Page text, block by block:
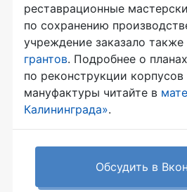
реставрационные
по сохранению
учреждение заказало также
грантов. Подробнее о планах
по реконструкции корпусов
мануфактуры читайте в
Калининграда».
Обсудить в